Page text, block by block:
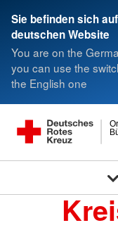
Sie befinden sich
deutschen Website
You are on the
you can use the
the English one